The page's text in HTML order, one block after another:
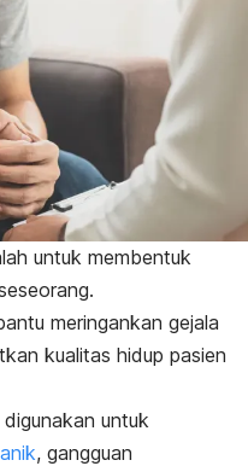
untuk membentuk
meringankan gejala
kualitas hidup pasien
untuk
, gangguan